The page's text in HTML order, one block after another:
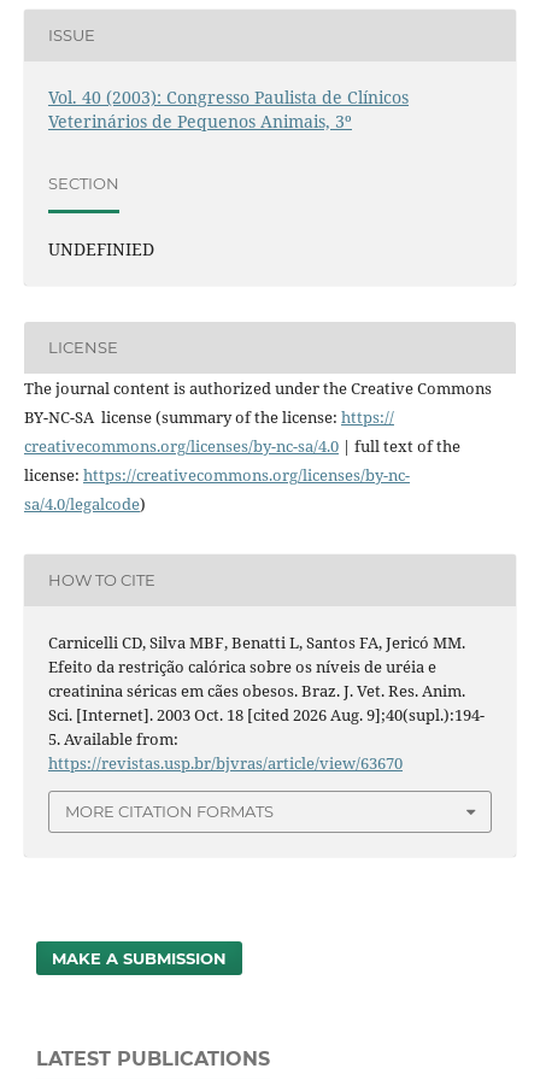
ISSUE
Vol. 40 (2003): Congresso Paulista de Clínicos
Veterinários de Pequenos Animais, 3º
SECTION
UNDEFINIED
LICENSE
The journal content is authorized under the Creative Commons
BY-NC-SA license (summary of the license: https://
creativecommons.org/licenses/by-nc-sa/4.0| full text of the
license: https://creativecommons.org/licenses/by-nc-
sa/4.0/legalcode)
HOW TO CITE
Carnicelli CD, Silva MBF, Benatti L, Santos FA, Jericó MM.
Efeito da restrição calórica sobre os níveis de uréia e
creatinina séricas em cães obesos. Braz. J. Vet. Res. Anim.
Sci. [Internet]. 2003 Oct. 18 [cited 2026 Aug. 9];40(supl.):194-
5. Available from:
https://revistas.usp.br/bjvras/article/view/63670
MORE CITATION FORMATS
MAKE A SUBMISSION
LATEST PUBLICATIONS